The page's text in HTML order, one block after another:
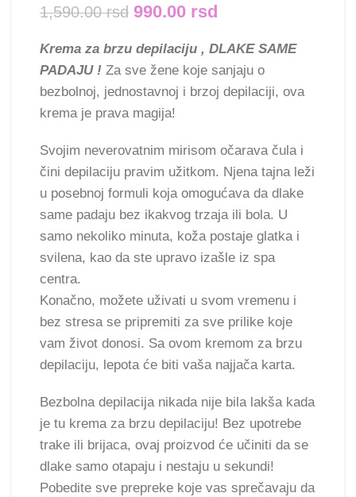
1,590.00rsd 990.00 rsd
Krema za brzu depilaciju , DLAKE SAME
PADAJU ! Za sve žene koje sanjaju o
bezbolnoj, jednostavnoj i brzoj depilaciji, ova
krema je prava magija!
Svojim neverovatnim mirisom očarava čula i
čini depilaciju pravim užitkom. Njena tajna leži
u posebnoj formuli koja omogućava da dlake
same padaju bez ikakvog trzaja ili bola. U
samo nekoliko minuta, koža postaje glatka i
svilena, kao da ste upravo izašle iz spa
centra.
Konačno, možete uživati u svom vremenu i
bez stresa se pripremiti za sve prilike koje
vam život donosi. Sa ovom kremom za brzu
depilaciju, lepota će biti vaša najjača karta.
Bezbolna depilacija nikada nije bila lakša kada
je tu krema za brzu depilaciju! Bez upotrebe
trake ili brijaca, ovaj proizvod će učiniti da se
dlake samo otapaju i nestaju u sekundi!
Pobedite sve prepreke koje vas sprečavaju da